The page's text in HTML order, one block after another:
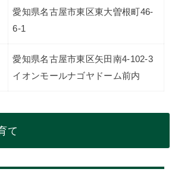
愛知県名古屋市東区東大曽根町46-
6-1
愛知県名古屋市東区矢田南4-102-3
イオンモールナゴヤドーム前内
て